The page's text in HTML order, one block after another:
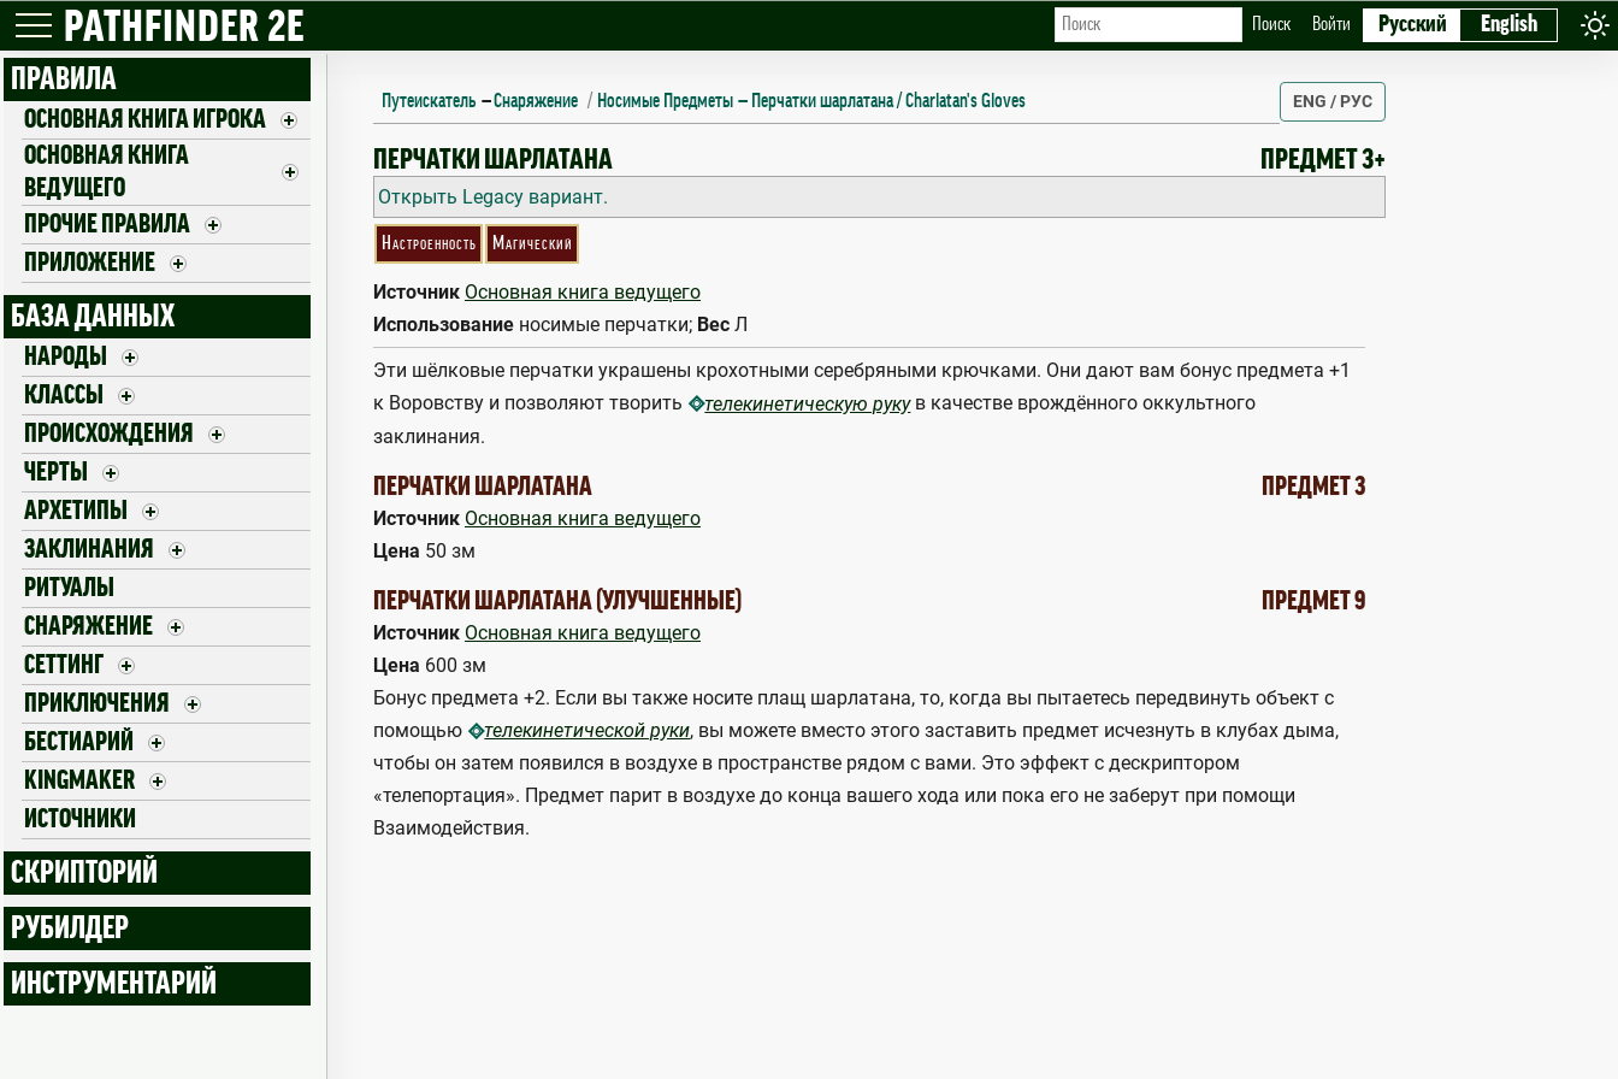
PATHFINDER 2E Поиск Войти Русский English
ПРАВИЛА
ОСНОВНАЯ КНИГА ИГРОКА
ОСНОВНАЯ КНИГА
ВЕДУЩЕГО
ПРОЧИЕ ПРАВИЛА
ПРИЛОЖЕНИЕ
БАЗА ДАННЫХ
НАРОДЫ
КЛАССЫ
ПРОИСХОЖДЕНИЯ
ЧЕРТЫ
АРХЕТИПЫ
ЗАКЛИНАНИЯ
РИТУАЛЫ
СНАРЯЖЕНИЕ
СЕТТИНГ
ПРИКЛЮЧЕНИЯ
БЕСТИАРИЙ
KINGMAKER
ИСТОЧНИКИ
СКРИПТОРИЙ
РУБИЛДЕР
ИНСТРУМЕНТАРИЙ
Путеискатель —Снаряжение Носимые Предметы Перчатки шарлатана / Charlatan's Gloves ENG / РУС
ПЕРЧАТКИ ШАРЛАТАНА
CHARLATAN'S GLOVES ПРЕДМЕТ 3+
Открыть Legacy вариант.
Настроенность Магический
Источник Основная книга ведущего
Использование носимые перчатки; Вес Л
Эти шёлковые перчатки украшены крохотными серебряными крючками. Они дают вам бонус предмета +1
к Воровству и позволяют творить
телекинетическую рукув качестве врождённого оккультного
заклинания.
ПЕРЧАТКИ ШАРЛАТАНА ПРЕДМЕТ 3
Источник Основная книга ведущего
Цена 50 зм
ПЕРЧАТКИ ШАРЛАТАНА (УЛУЧШЕННЫЕ) ПРЕДМЕТ 9
Источник Основная книга ведущего
Цена 600 зм
Бонус предмета +2. Если вы также носите плащ шарлатана, то, когда вы пытаетесь передвинуть объект с
помощью
телекинетической руки, вы можете вместо этого заставить предмет исчезнуть в клубах дыма,
чтобы он затем появился в воздухе в пространстве рядом с вами. Это эффект с дескриптором
«телепортация». Предмет парит в воздухе до конца вашего хода или пока его не заберут при помощи
Взаимодействия.